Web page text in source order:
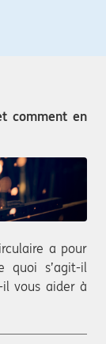
comment en
a pour
quoi s’agit-il
vous aider à